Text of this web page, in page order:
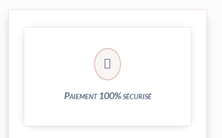

Paiement 100% sécurisé
Vos transactions par carte bancaire sont
entièrement sécurisées grâce au système
crypté de notre partenaire PayPlug.